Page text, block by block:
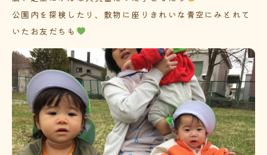
公園内を探検したり、敷物に座りきれいな青空にみとれて
いたお友だちも